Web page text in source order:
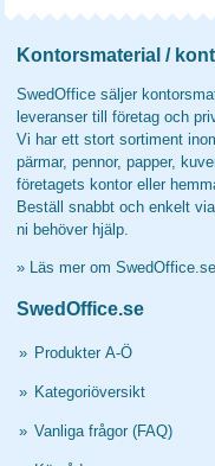
Kontorsmaterial /
SwedOffice säljer
leveranser till företag och
Vi har ett stort sortiment
pärmar, pennor, papper,
företagets kontor eller
Beställ snabbt och enkelt
ni behöver hjälp.
» Läs mer om SwedOffice.se
SwedOffice.se
» Produkter A-Ö
» Kategoriöversikt
» Vanliga frågor (FAQ)